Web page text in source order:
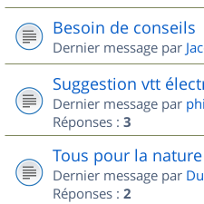
Besoin de conseils
Dernier message par
Suggestion vtt
Dernier message par
Réponses : 3
Tous pour la nature
Dernier message par
Réponses : 2